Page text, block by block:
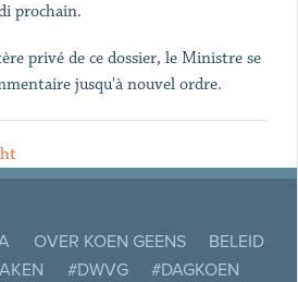
prochain.
privé de ce dossier, le Ministre se
jusqu'à nouvel ordre.
OVER KOEN GEENS
BELEID
#DWVG
#DAGKOEN